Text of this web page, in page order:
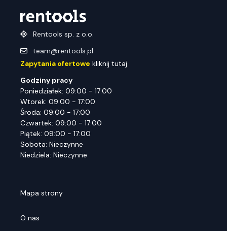
Rentools sp. z o.o.
team@rentools.pl
Zapytania ofertowe kliknij tutaj
Godziny pracy
Poniedziałek: 09:00 - 17:00
Wtorek: 09:00 - 17:00
Środa: 09:00 - 17:00
Czwartek: 09:00 - 17:00
Piątek: 09:00 - 17:00
Sobota: Nieczynne
Niedziela: Nieczynne
Mapa strony
O nas